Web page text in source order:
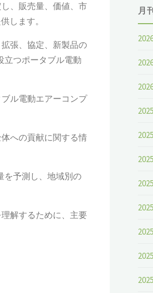
、販売量、価値、市
します。
張、協定、新製品の
立つポータブル電動
ル電動エアーコンプ
への貢献に関する情
を予測し、地域別の
解するために、主要
月